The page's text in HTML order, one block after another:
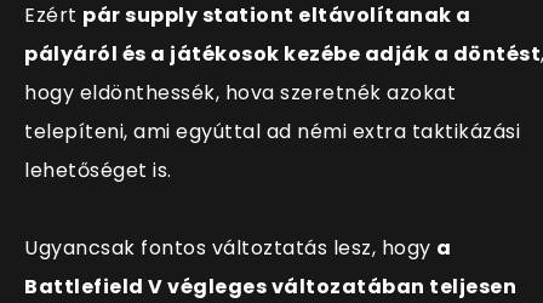
Ezért pár supply stationt eltávolítanak a
pályáról és a játékosok kezébe adják a döntést
hogy eldönthessék, hova szeretnék azokat
telepíteni, ami egyúttal ad némi extra taktikázási
lehetőséget is.
Ugyancsak fontos változtatás lesz, hogy a
Battlefield V végleges változatában teljesen